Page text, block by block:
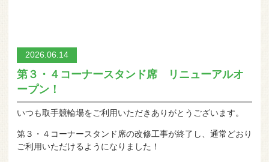
2026.06.14
第３・４コーナースタンド席 リニューアルオ
ープン！
いつも取手競輪場をご利用いただきありがとうございます。
第３・４コーナースタンド席の改修工事が終了し、通常どおり
ご利用いただけるようになりました！